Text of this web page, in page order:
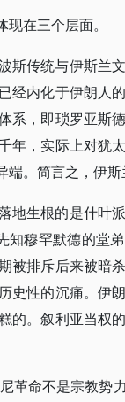
在三个层面。
斯传统与伊斯兰
经内化于伊朗人
系，即琐罗亚斯
，实际上对犹
。简言之，伊斯
生根的是什叶
穆罕默德的堂
被排斥后来被暗
史性的沉痛。伊
的。叙利亚当权
革命不是宗教势